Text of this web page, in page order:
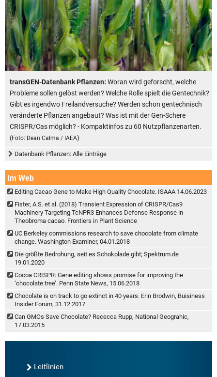
transGEN-Datenbank Pflanzen: Woran wird geforscht, welche
Probleme sollen gelöst werden? Welche Rolle spielt die Gentechnik?
Gibt es irgendwo Freilandversuche? Werden schon gentechnisch
veränderte Pflanzen angebaut? Was ist mit der Gen-Schere
CRISPR/Cas möglich? - Kompaktinfos zu 60 Nutzpflanzenarten.
(Foto: Dean Calma / IAEA)
Datenbank Pflanzen: Alle Einträge
Im Web
Editing Cacao Gene to Make High Quality Chocolate. ISAAA 14.06.2023
Fister, A.S. et al. (2018) Transient Expression of CRISPR/Cas9
Machinery Targeting TcNPR3 Enhances Defense Response in
Theobroma cacao. Frontiers in Plant Science
UC Berkeley commissions research to save chocolate from climate
change. Washington Examiner, 04.01.2018
Die größte Bedrohung, seit es Schokolade gibt; Spektrum.de
19.01.2020
Cocoa CRISPR: Gene editing shows promise for improving the
‘chocolate tree’. Penn State News, 15.06.2018
Chocolate is on track to go extinct in 40 years. Erin Brodwin, Buisiness
Insider Forum, 31.12.2017
Can GMOs Save Chocolate? Rececca Rupp, National Geograhic,
17.03.2015
Leitlinien